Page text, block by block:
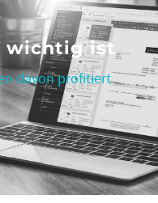
wichtig ist
davon profitiert